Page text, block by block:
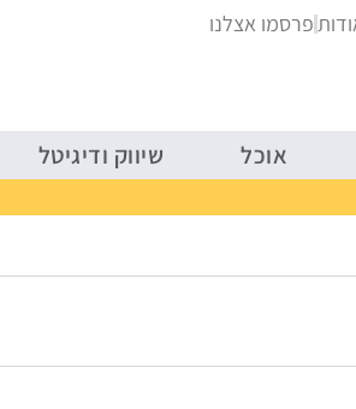
ולייפסטייל
פרסמו אצלנו
אוכל שיווק ודיגיטל